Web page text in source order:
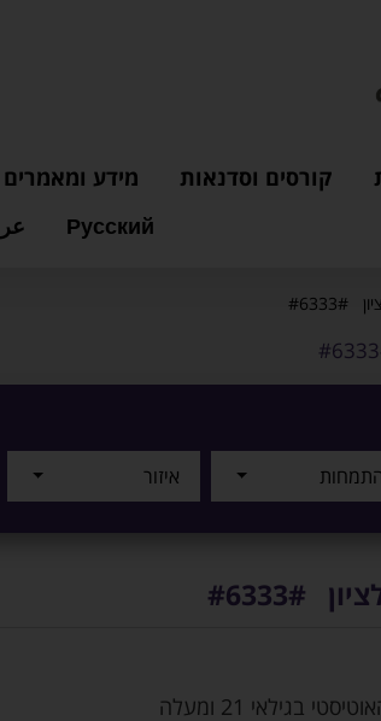
קורסים וסדנאות מידע ומאמרים
Русский
איזור
21 ומעלה